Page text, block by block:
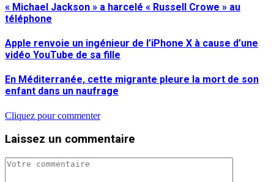
« Michael Jackson » a harcelé « Russell Crowe » au
téléphone
Apple renvoie un ingénieur de l’iPhone X à cause d’une
vidéo YouTube de sa fille
En Méditerranée, cette migrante pleure la mort de son
enfant dans un naufrage
Cliquez pour commenter
Laissez un commentaire